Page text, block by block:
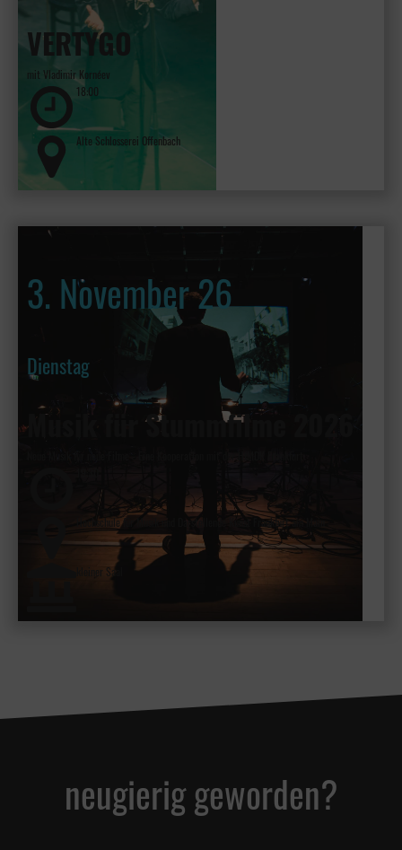
VERTYGO
mit Vladimir Kornéev
18:00
Alte Schlosserei Offenbach
3. November 26
Dienstag
Musik für Stummfilme 2026
Hochschule für Musik und Darstellende Kunst Frankfurt am Main
kleiner Saal
neugierig geworden?